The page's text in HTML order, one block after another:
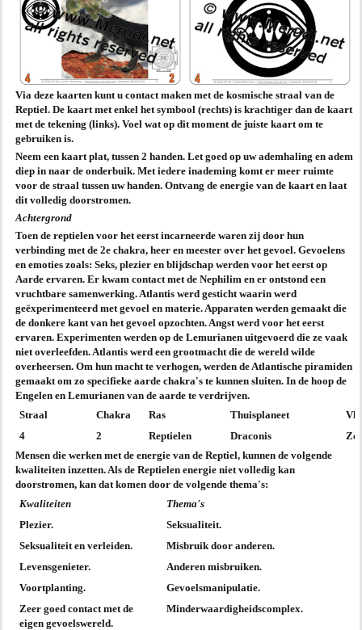
PRAKTIJK
Via deze kaarten kunt u contact maken met de kosmische straal van de
Reptiel. De kaart met enkel het symbool (rechts) is krachtiger dan de kaart
met de tekening (links). Voel wat op dit moment de juiste kaart om te
gebruiken is.
Neem een kaart plat, tussen 2 handen. Let goed op uw ademhaling en adem
diep in naar de onderbuik. Met iedere inademing komt er meer ruimte
voor de straal tussen uw handen. Ontvang de energie van de kaart en laat
dit volledig doorstromen.
Achtergrond
Toen de reptielen voor het eerst incarneerde waren zij door hun
verbinding met de 2e chakra, heer en meester over het gevoel. Gevoelens
en emoties zoals: Seks, plezier en blijdschap werden voor het eerst op
Aarde ervaren. Er kwam contact met de Nephilim en er ontstond een
vruchtbare samenwerking. Atlantis werd gesticht waarin werd
geëxperimenteerd met gevoel en materie. Apparaten werden gemaakt die
de donkere kant van het gevoel opzochten. Angst werd voor het eerst
ervaren. Experimenten werden op de Lemurianen uitgevoerd die ze vaak
niet overleefden. Atlantis werd een grootmacht die de wereld wilde
overheersen. Om hun macht te verhogen, werden de Atlantische piramiden
gemaakt om zo specifieke aarde chakra's te kunnen sluiten. In de hoop de
Engelen en Lemurianen van de aarde te verdrijven.
Straal
Chakra Ras Thuisplaneet
4
2 Reptielen Draconis
Mensen die werken met de energie van de Reptiel, kunnen de volgende
kwaliteiten inzetten. Als de Reptielen energie niet volledig kan
doorstromen, kan dat komen door de volgende thema's:
Kwaliteiten
Thema's
Plezier.
Seksualiteit.
Seksualiteit en verleiden.
Misbruik door anderen.
Levensgenieter.
Anderen misbruiken.
Voortplanting.
Gevoelsmanipulatie.
Zeer goed contact met de
eigen gevoelswereld.
Minderwaardigheidscomplex.